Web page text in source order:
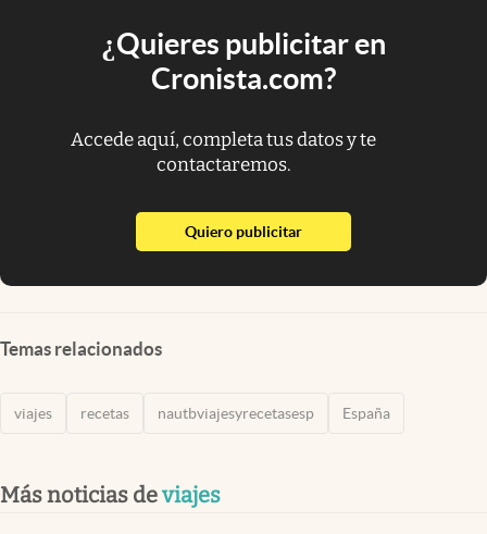
¿Quieres publicitar en
Cronista.com?
Accede aquí, completa tus datos y te
contactaremos.
Quiero publicitarabre en nueva pestaña
Temas relacionados
viajes recetas nautbviajesyrecetasesp España
Más noticias deviajes